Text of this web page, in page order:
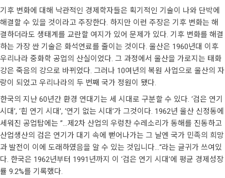
기후 변화에 대해 낙관적인 경제학자들은 획기적인 기술이 나와 단박에
해결할 수 있을 것이라고 주장한다. 하지만 이런 주장은 기후 변화는 해
결하더라도 생태계를 교란할 여지가 있어 문제가 있다. 기후 변화를 해결
하는 가장 싼 기술은 화석연료를 줄이는 것이다. 울산은 1960년대 이후
우리나라 중화학 공업의 산실이었다. 그 과정에서 울산을 가로지는 태화
강은 죽음의 강으로 바뀌었다. 그러나 10여년의 복원 사업으로 울산의 자
랑이 되었고 우리나라의 두 번째 국가 정원이 됐다.
한국의 지난 60년간 환경 연대기는 세 시대로 구분할 수 있다. ‘검은 연기
시대’, ‘흰 연기 시대’, ‘연기 없는 시대’가 그것이다. 1962년 울산 신정동에
세워진 공업탑에는 ”…제2차 산업의 우렁찬 수레소리가 동해를 진동하고
산업생산의 검은 연기가 대기 속에 뻗어나가는 그 날엔 국가 민족의 희망
과 발전이 이에 도래하였음을 알 수 있는 것입니다…“라는 글귀가 쓰여있
다. 한국은 1962년부터 1991년까지 이 ‘검은 연기 시대’에 평균 경제성장
률 9.2%를 기록했다.